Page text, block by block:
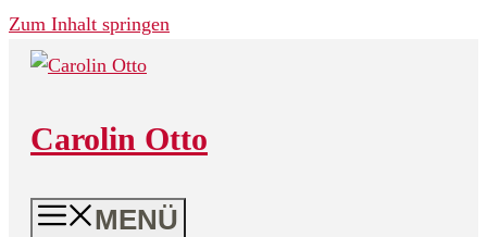
Zum Inhalt springen
Carolin Otto
MENÜ